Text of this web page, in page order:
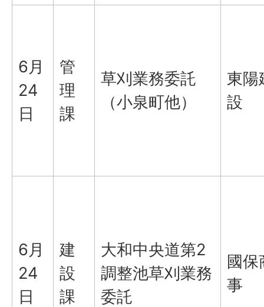
6月
24
日
管
理
課
草刈業務委託
（小泉町他）
東陽
設
6月
24
日
建
設
課
大和中央道第2
調整池草刈業務
委託
國保
事